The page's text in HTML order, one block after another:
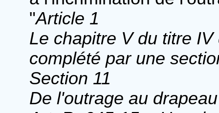
"Article 1
Le chapitre V du titre
complété par une
Section 11
De l'outrage au